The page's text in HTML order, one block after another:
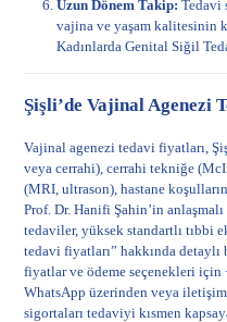
Uzun Dönem Takip: Tedavi
vajina ve yaşam kalitesinin
Kadınlarda Genital Siğil
Şişli’de Vajinal Agenezi
Vajinal agenezi tedavi fiyatları,
veya cerrahi), cerrahi tekniğe
(MRI, ultrason), hastane
Prof. Dr. Hanifi Şahin’in
tedaviler, yüksek standartlı tıbbi
tedavi fiyatları” hakkında
fiyatlar ve ödeme seçenekleri için
WhatsApp üzerinden veyailetişim
sigortaları tedaviyi kısmen